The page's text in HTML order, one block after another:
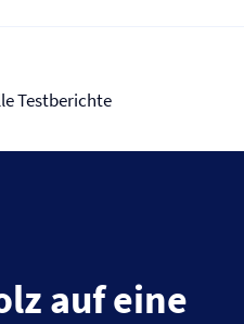
Testberichte
auf eine